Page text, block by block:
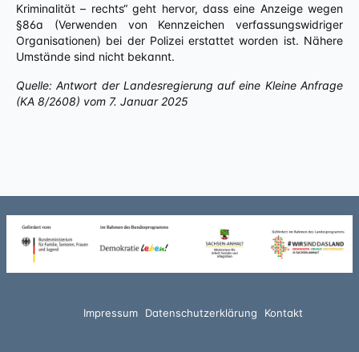
Kriminalität – rechts“ geht hervor, dass eine Anzeige wegen
§86a (Verwenden von Kennzeichen verfassungswidriger
Organisationen) bei der Polizei erstattet worden ist. Nähere
Umstände sind nicht bekannt.
Quelle: Antwort der Landesregierung auf eine Kleine Anfrage
(KA 8/2608) vom 7. Januar 2025
Impressum Datenschutzerklärung Kontakt